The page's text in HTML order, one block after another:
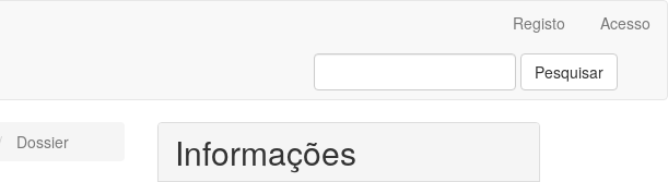
Registo Acesso
Pesquisar
Dossier Informações